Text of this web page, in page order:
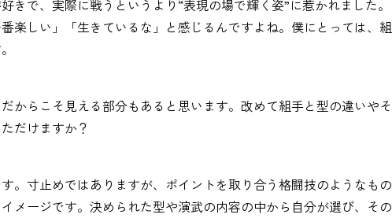
きで、実際に戦うというより“表現の場で輝く姿”に惹かれました。
楽しい」「生きているな」と感じるんですよね。僕にとっては、組
からこそ見える部分もあると思います。改めて組手と型の違いやそ
だけますか？
。寸止めではありますが、ポイントを取り合う格闘技のようなもの
メージです。決められた型や演武の内容の中から自分が選び、その